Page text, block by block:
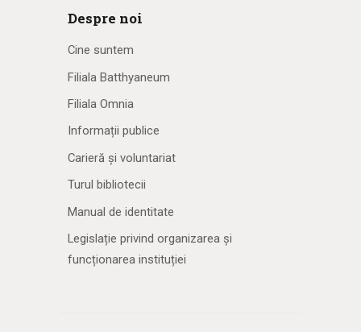
Despre noi
Cine suntem
Filiala Batthyaneum
Filiala Omnia
Informații publice
Carieră și voluntariat
Turul bibliotecii
Manual de identitate
Legislație privind organizarea și
funcționarea instituției